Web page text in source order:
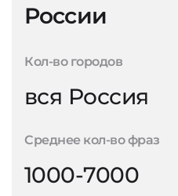
России
Кол-во городов
вся Россия
Среднее кол-во фраз
1000-7000